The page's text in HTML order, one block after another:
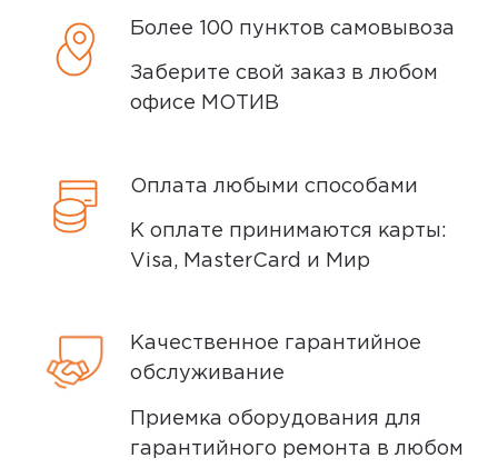
Доставка курьером производится на
следующий день после заказа (если
заказ был оформлен до 15.00). Вы можете
сможете обсудитьс нашим
специалистом после оформления
Доставка заказов производится
Екатеринбурге, Нижнем Тагиле, Кургане
и Сургуте.
Более 100 пунктов самовывоза
Заберите свой заказ в любом
офисе МОТИВ
Оплата любыми способами
К оплате принимаются карты:
Visa, MasterCard и Мир
Качественное гарантийное
обслуживание
Приемка оборудования для
гарантийного ремонта в любом